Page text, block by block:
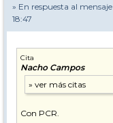
» En respuesta al
18:47
Cita
Nacho Campos
Con PCR.